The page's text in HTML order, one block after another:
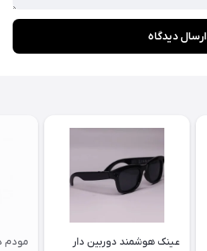
ارسال دیدگاه
عینک هوشمند دوربین دار